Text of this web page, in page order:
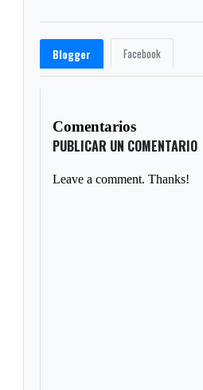
Blogger Facebook
Comentarios
PUBLICAR UN COMENTARIO
Leave a comment. Thanks!